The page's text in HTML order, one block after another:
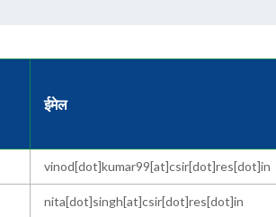
ईमेल
vinod[dot]kumar99[at]csir[dot]res[dot]in
nita[dot]singh[at]csir[dot]res[dot]in